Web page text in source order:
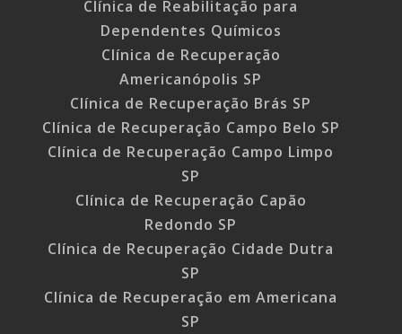
Clínica de Reabilitação para
Dependentes Químicos
Clínica de Recuperação
Americanópolis SP
Clínica de Recuperação Brás SP
Clínica de Recuperação Campo Belo SP
Clínica de Recuperação Campo Limpo
SP
Clínica de Recuperação Capão
Redondo SP
Clínica de Recuperação Cidade Dutra
SP
Clínica de Recuperação em Americana
SP